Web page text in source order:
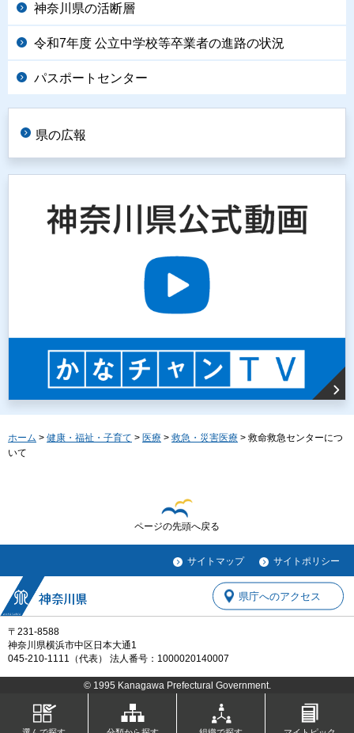
神奈川県の活断層
令和7年度 公立中学校等卒業者の進路の状況
パスポートセンター
県の広報
ホーム > 健康・福祉・子育て > 医療 > 救急・災害医療 > 救命救急センターにつ
いて
ページの先頭へ戻る
サイトマップ サイトポリシー
〒231-8588
神奈川県横浜市中区日本大通1
045-210-1111（代表） 法人番号：1000020140007
県庁へのアクセス
© 1995 Kanagawa Prefectural Government.